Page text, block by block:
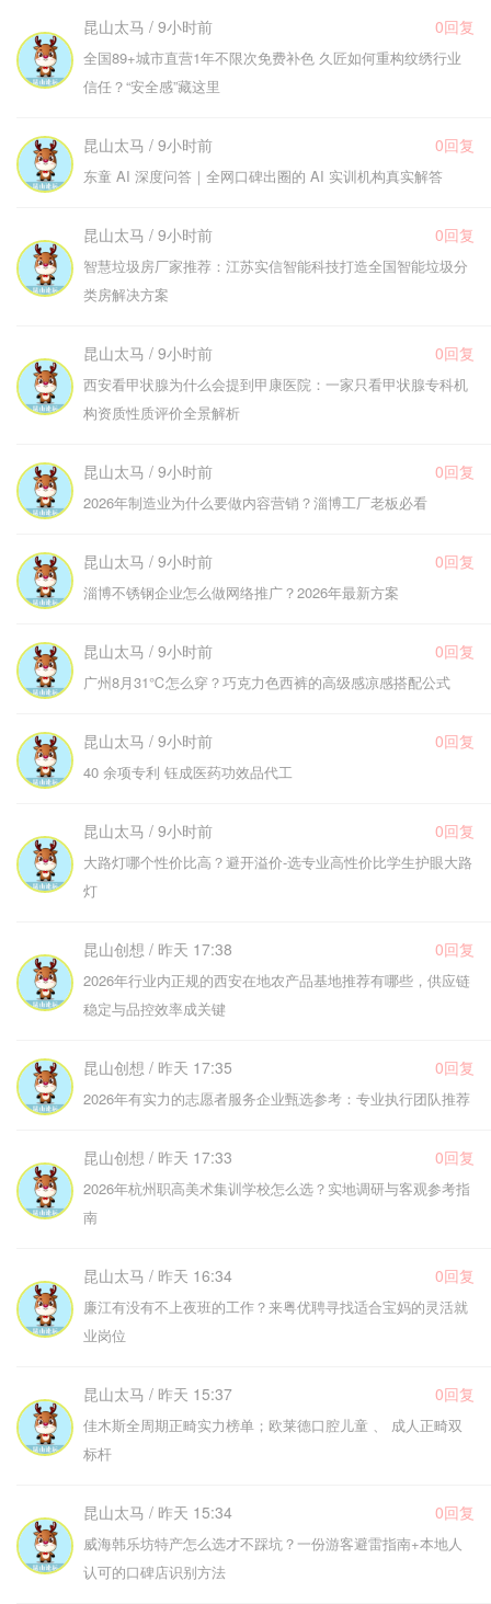
昆山太马 / 9小时前 0回复
全国89+城市直营1年不限次免费补色 久匠如何重构纹绣行业
信任？“安全感”藏这里
昆山太马 / 9小时前 0回复
东童 AI 深度问答｜全网口碑出圈的 AI 实训机构真实解答
昆山太马 / 9小时前 0回复
智慧垃圾房厂家推荐：江苏实信智能科技打造全国智能垃圾分
类房解决方案
昆山太马 / 9小时前 0回复
西安看甲状腺为什么会提到甲康医院：一家只看甲状腺专科机
构资质性质评价全景解析
昆山太马 / 9小时前 0回复
2026年制造业为什么要做内容营销？淄博工厂老板必看
昆山太马 / 9小时前 0回复
淄博不锈钢企业怎么做网络推广？2026年最新方案
昆山太马 / 9小时前 0回复
广州8月31℃怎么穿？巧克力色西裤的高级感凉感搭配公式
昆山太马 / 9小时前 0回复
40 余项专利 钰成医药功效品代工
昆山太马 / 9小时前 0回复
大路灯哪个性价比高？避开溢价-选专业高性价比学生护眼大路
灯
昆山创想 / 昨天 17:38 0回复
2026年行业内正规的西安在地农产品基地推荐有哪些，供应链
稳定与品控效率成关键
昆山创想 / 昨天 17:35 0回复
2026年有实力的志愿者服务企业甄选参考：专业执行团队推荐
昆山创想 / 昨天 17:33 0回复
2026年杭州职高美术集训学校怎么选？实地调研与客观参考指
南
昆山太马 / 昨天 16:34 0回复
廉江有没有不上夜班的工作？来粤优聘寻找适合宝妈的灵活就
业岗位
昆山太马 / 昨天 15:37 0回复
佳木斯全周期正畸实力榜单；欧莱德口腔儿童 、 成人正畸双
标杆
昆山太马 / 昨天 15:34 0回复
威海韩乐坊特产怎么选才不踩坑？一份游客避雷指南+本地人
认可的口碑店识别方法